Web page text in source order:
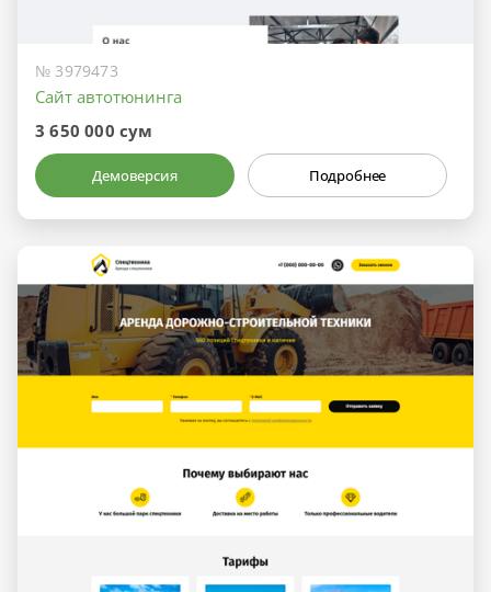
№ 3979473
Сайт автотюнинга
3 650 000 сум
Демоверсия Подробнее